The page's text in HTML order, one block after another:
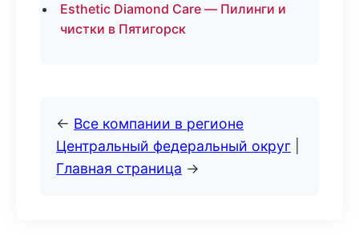
Esthetic Diamond Care — Пилинги и
чистки в Пятигорск
← Все компании в регионе
Центральный федеральный округ
Главная страница →